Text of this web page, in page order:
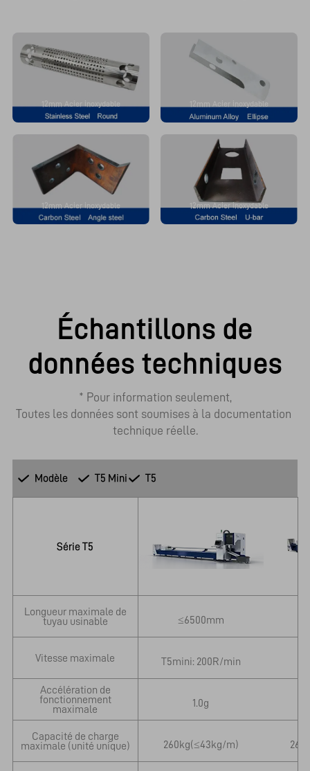
12mm Acier inoxydable 12mm Acier inoxydable
12mm Acier inoxydable 12mm Acier inoxydable
Échantillons de
données techniques
* Pour information seulement,
Toutes les données sont soumises à la documentation
technique réelle.
Modèle T5 Mini T5
Série T5
Longueur maximale de
tuyau usinable
Vitesse maximale
Accélération de
fonctionnement
maximale
Capacité de charge
maximale (unité unique)
≤6500mm
T5mini: 200R/min
1.0g
260kg(≤43kg/m)